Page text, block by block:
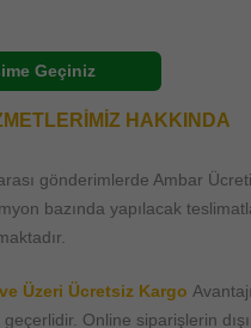
Geçiniz
HAKKINDA
gönderimlerde Ambar
bazında yapılacak
Üzeri Ücretsiz Kargo
geçerlidir. Online siparişlerin